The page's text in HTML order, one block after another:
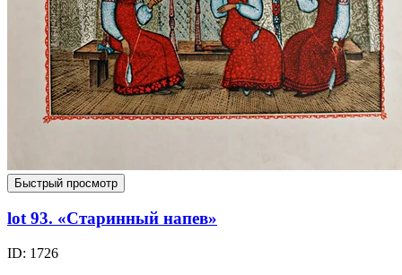
Быстрый просмотр
lot 93. «Старинный напев»
ID: 1726